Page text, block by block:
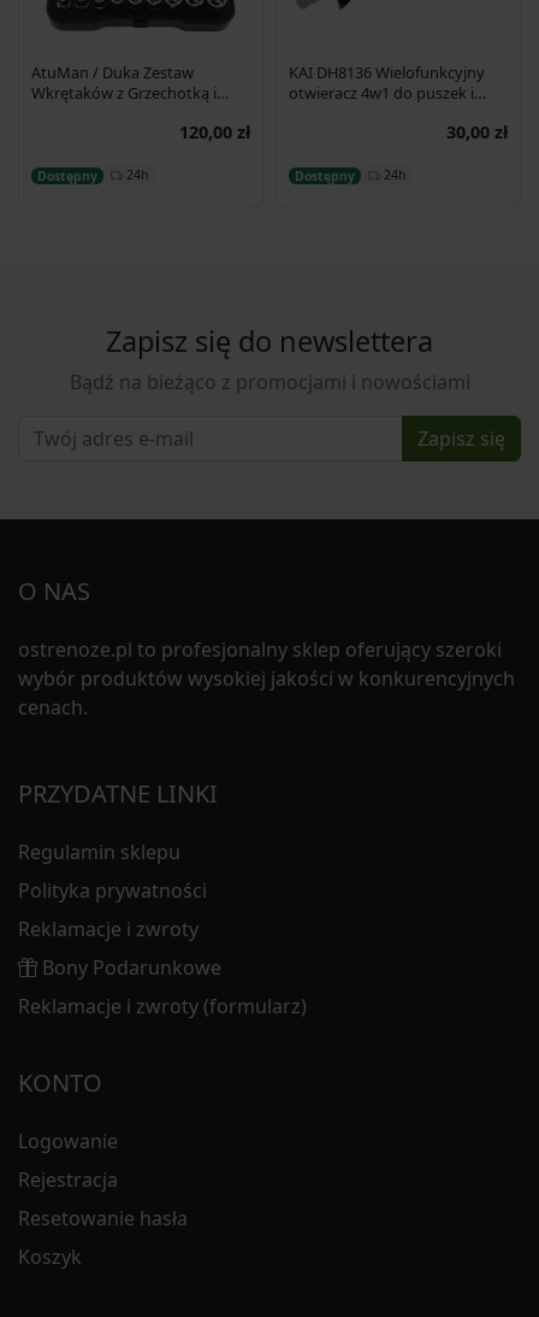
AtuMan / Duka Zestaw
Wkrętaków z Grzechotką i
120,00 zł
Dostępny 24h
Dodaj do koszyka
KAI DH8136 Wielofunkcyjny
otwieracz 4w1 do puszek i
30,00 zł
Dostępny 24h
Dodaj do koszyka
Zapisz się do newslettera
Bądź na bieżąco z promocjami i nowościami
Zapisz się
O NAS
ostrenoze.pl to profesjonalny sklep oferujący szeroki
wybór produktów wysokiej jakości w konkurencyjnych
cenach.
PRZYDATNE LINKI
Regulamin sklepu
Polityka prywatności
Reklamacje i zwroty
Bony Podarunkowe
Reklamacje i zwroty (formularz)
KONTO
Logowanie
Rejestracja
Resetowanie hasła
Koszyk